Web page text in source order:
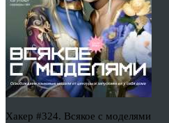
Хакер #324. Всякое с моделями